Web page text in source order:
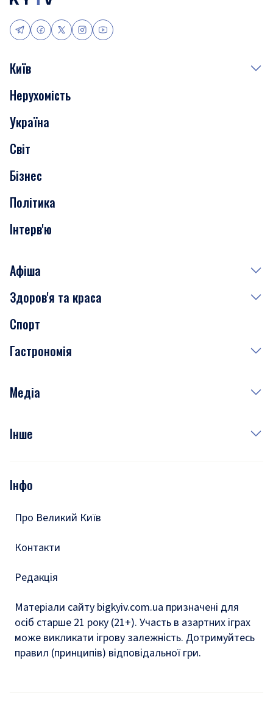
Київ
Події
Скандали
Нерухомість
Транспорт
Нерухомість
Україна
Світ
Бізнес
Політика
Інтерв'ю
Афіша
Сьогодні
Завтра
Субота
Здоров'я та краса
Медицина
Краса
Спорт
Гастрономія
Рецепти
Медіа
Фото
Подкасти
Інше
Тести
Інфо
Про Великий Київ
Контакти
Редакція
Матеріали сайту bigkyiv.com.ua призначені для
осіб старше 21 року (21+). Участь в азартних іграх
може викликати ігрову залежність. Дотримуйтесь
правил (принципів) відповідальної гри.